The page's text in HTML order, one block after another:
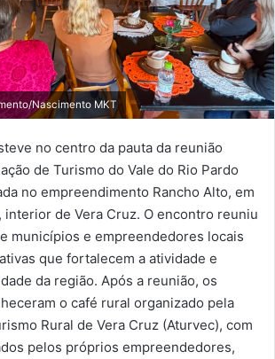
Nascimento MKT
no centro da pauta da reunião
de Turismo do Vale do Rio Pardo
no empreendimento Rancho Alto, em
interior de Vera Cruz. O encontro reuniu
municípios e empreendedores locais
que fortalecem a atividade e
da região. Após a reunião, os
o café rural organizado pela
Rural de Vera Cruz (Aturvec), com
pelos próprios empreendedores,